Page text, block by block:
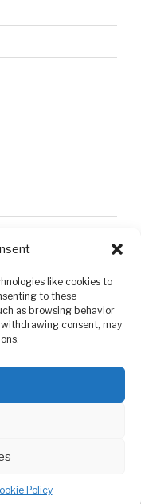
like cookies to
to these
as browsing behavior
consent, may
Policy